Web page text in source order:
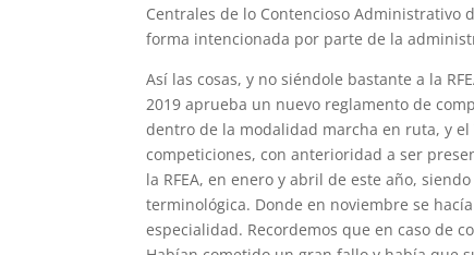
Centrales de lo Contencioso
forma intencionada por parte de la
Así las cosas, y no siéndole bastante a la
2019 aprueba un nuevo reglamento de
dentro de la modalidad marcha en ruta, y
competiciones, con anterioridad a ser
la RFEA, en enero y abril de este año,
terminológica. Donde en noviembre se
especialidad. Recordemos que en caso de